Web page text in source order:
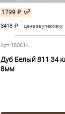
1799 ₽ м2
3418 ₽ цена за упаковку
Арт.180614
Дуб Белый 811 34
8мм